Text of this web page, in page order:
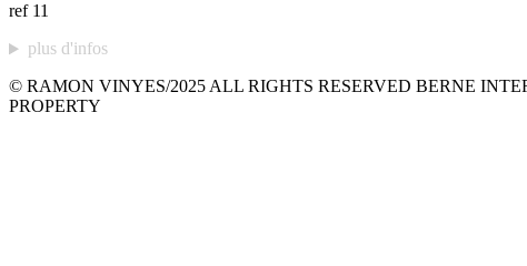
ref 11
plus d'infos
© RAMON VINYES/2025 ALL RIGHTS RESERVED BERNE
PROPERTY